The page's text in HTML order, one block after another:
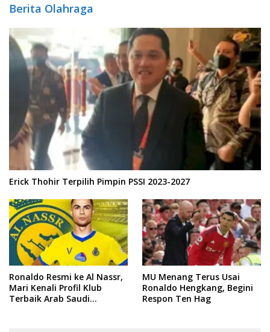
Berita Olahraga
Erick Thohir Terpilih Pimpin PSSI 2023-2027
Ronaldo Resmi ke Al Nassr,
Mari Kenali Profil Klub
Terbaik Arab Saudi
MU Menang Terus Usai
Ronaldo Hengkang, Begini
Respon Ten Hag